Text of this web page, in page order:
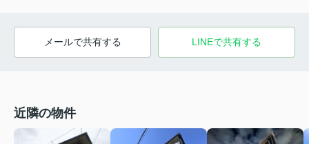
メールで共有する LINEで共有する
近隣の物件